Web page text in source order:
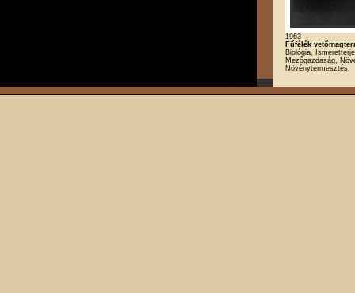
1963
Fűfélék
Biológia,
Mezőgazdaság,
Növénytermesztés